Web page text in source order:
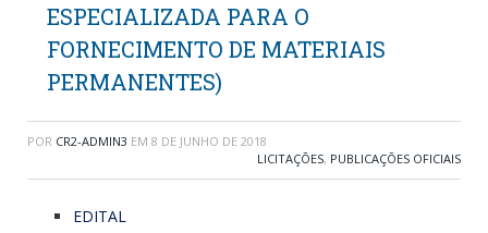
ESPECIALIZADA PARA O
FORNECIMENTO DE MATERIAIS
PERMANENTES)
POR CR2-ADMIN3 EM 8 DE JUNHO DE 2018
LICITAÇÕES, PUBLICAÇÕES OFICIAIS
EDITAL